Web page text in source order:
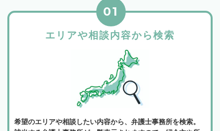
エリアや相談内容から検索
01
希望のエリアや相談したい内容から、弁護士事務所を検索。